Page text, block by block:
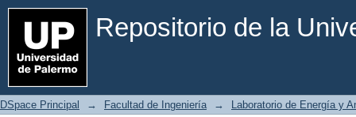
Repositorio de la
Buscar
DSpace Principal → Facultad de Ingeniería → Laboratorio de Energía y